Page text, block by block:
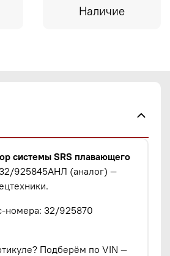
Наличие
системы SRS плавающего
32/925845АНЛ (аналог) —
номера: 32/925870
Подберём по VIN —